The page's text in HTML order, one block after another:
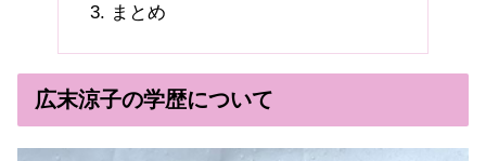
まとめ
広末涼子の学歴について